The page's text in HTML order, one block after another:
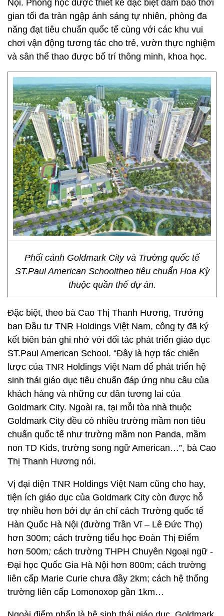
Nội. Phòng học được thiết kế đặc biệt đảm bảo thời
gian tối đa tràn ngập ánh sáng tự nhiên, phòng đa
năng đạt tiêu chuẩn quốc tế cùng với các khu vui
chơi vận động tương tác cho trẻ, vườn thực nghiệm
và sân thể thao được bố trí thông minh, khoa học.
Phối cảnh Goldmark City và Trường quốc tế
ST.Paul American Schooltheo tiêu chuẩn Hoa Kỳ
thuộc quần thể dự án.
Đặc biệt, theo bà Cao Thị Thanh Hương, Trưởng
ban Đầu tư TNR Holdings Việt Nam, công ty đã ký
kết biên bản ghi nhớ với đối tác phát triển giáo dục
ST.Paul American School. “Đây là hợp tác chiến
lược của TNR Holdings Việt Nam để phát triển hệ
sinh thái giáo dục tiêu chuẩn đáp ứng nhu cầu của
khách hàng và những cư dân tương lai của
Goldmark City. Ngoài ra, tại mỗi tòa nhà thuộc
Goldmark City đều có nhiều trường mầm non tiêu
chuẩn quốc tế như trường mầm non Panda, mầm
non TD Kids, trường song ngữ American…”, bà Cao
Thị Thanh Hương nói.
Vị đại diện TNR Holdings Việt Nam cũng cho hay,
tiện ích giáo dục của Goldmark City còn được hỗ
trợ nhiều hơn bởi dự án chỉ cách Trường quốc tế
Hàn Quốc Hà Nội (đường Trần Vĩ – Lê Đức Thọ)
hơn 300m; cách trường tiểu học Đoàn Thị Điểm
hơn 500m; cách trường THPH Chuyên Ngoại ngữ -
Đại học Quốc Gia Hà Nội hơn 800m; cách trường
liên cấp Marie Curie chưa đầy 2km; cách hệ thống
trường liên cấp Lomonoxop gần 1km…